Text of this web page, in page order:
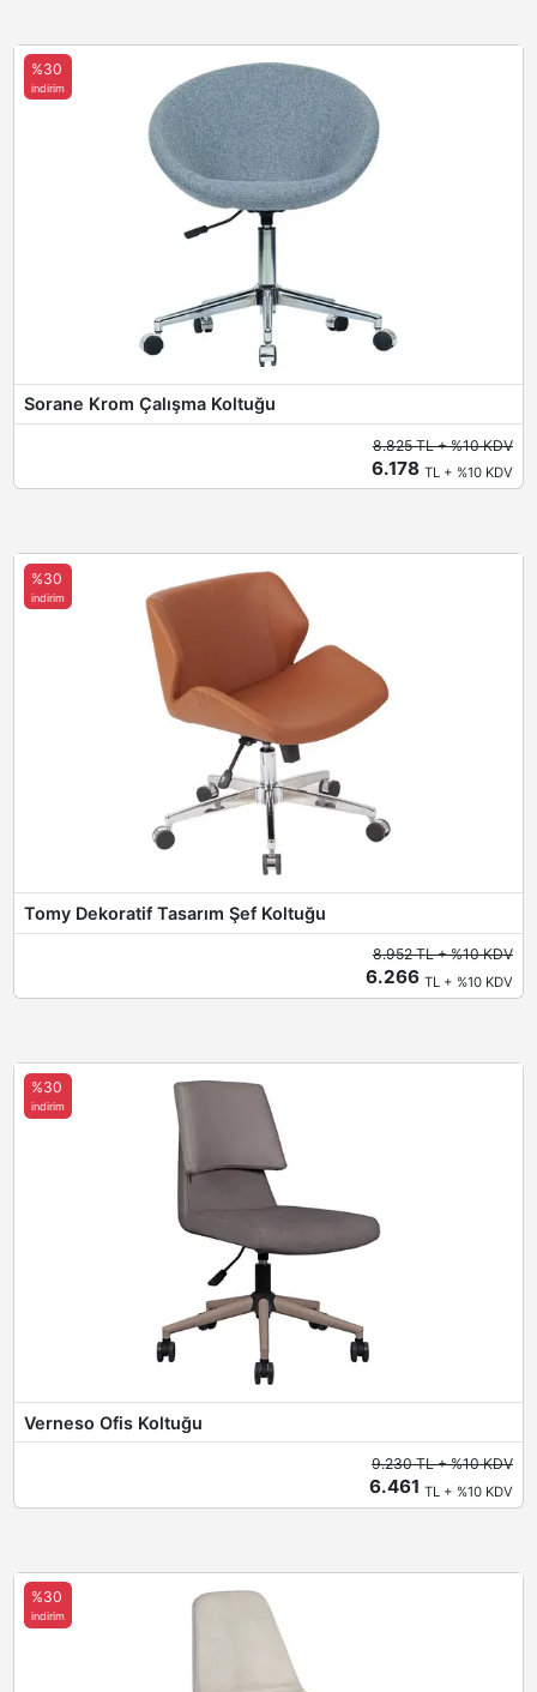
Sorane Krom Çalışma Koltuğu
%30
indirim
8.825 TL + %10 KDV
6.178TL + %10 KDV
Tomy Dekoratif Tasarım Şef Koltuğu
%30
indirim
8.952 TL + %10 KDV
6.266TL + %10 KDV
Verneso Ofis Koltuğu
%30
indirim
9.230 TL + %10 KDV
6.461TL + %10 KDV
%30
indirim